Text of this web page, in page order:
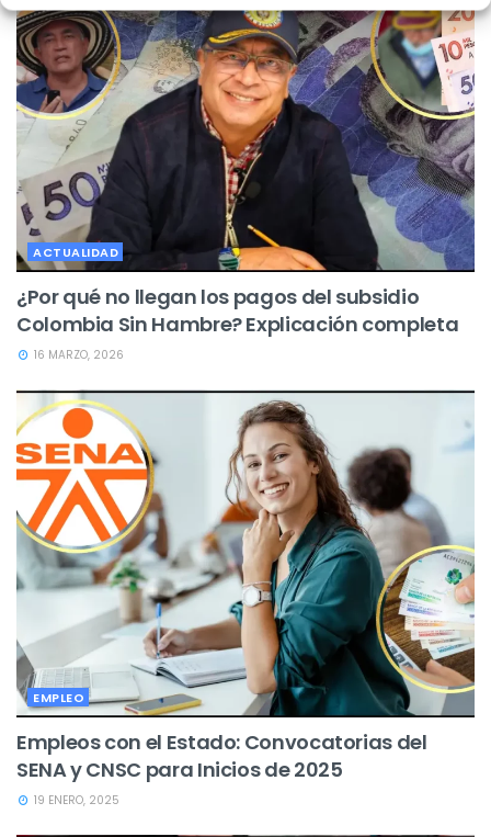
ACTUALIDAD
¿Por qué no llegan los pagos del subsidio
Colombia Sin Hambre? Explicación completa
16 MARZO, 2026
EMPLEO
Empleos con el Estado: Convocatorias del
SENA y CNSC para Inicios de 2025
19 ENERO, 2025